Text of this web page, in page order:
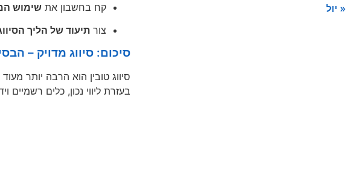
« יול
קח בחשבון את שימוש
צור תיעוד של הליך
סיכום: סיווג מדויק –
סיווג טובין הוא הרבה יותר
בעזרת ליווי נכון, כלים